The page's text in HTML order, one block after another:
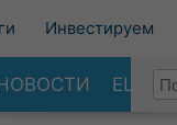
Инвестируем
ЕЩЕ